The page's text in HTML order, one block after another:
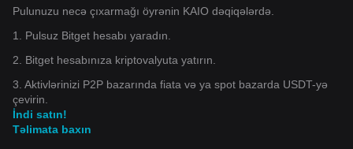
$ALLO $CHIP $SLX $BSB $OPG $JELLYJELLY $MEME
$RAVE $SOPH $IP $AVNT $ZAMA $OFC $PIEVERSE
Pulunuzu necə çıxarmağı öyrənin KAIO dəqiqələrdə.
1. Pulsuz Bitget hesabı yaradın.
2. Bitget hesabınıza kriptovalyuta yatırın.
3. Aktivlərinizi P2P bazarında fiata və ya spot bazarda USDT-yə
çevirin.
İndi satın!
Təlimata baxın